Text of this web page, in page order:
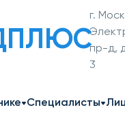
г.
пр-д,
3
Специалисты